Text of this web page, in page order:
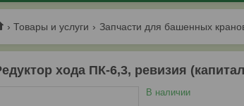
Товары и услуги Запчасти для башенных
хода ПК-6,3, ревизия
В наличии